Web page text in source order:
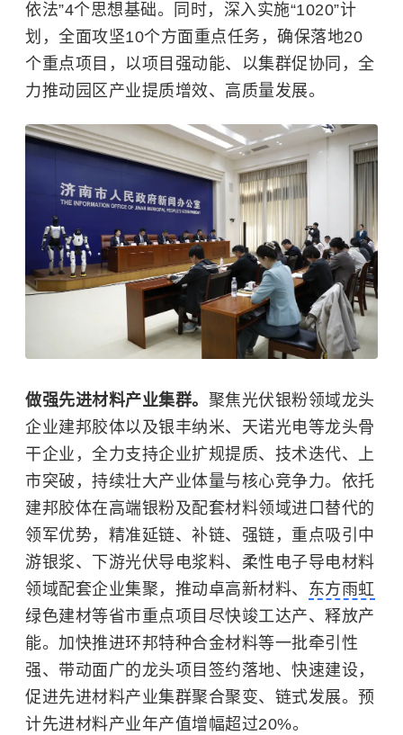
依法”4个思想基础。同时，深入实施“1020”计
划，全面攻坚10个方面重点任务，确保落地20
个重点项目，以项目强动能、以集群促协同，全
力推动园区产业提质增效、高质量发展。
做强先进材料产业集群。 聚焦光伏银粉领域龙头
企业建邦胶体以及银丰纳米、天诺光电等龙头骨
干企业，全力支持企业扩规提质、技术迭代、上
市突破，持续壮大产业体量与核心竞争力。依托
建邦胶体在高端银粉及配套材料领域进口替代的
领军优势，精准延链、补链、强链，重点吸引中
游银浆、下游光伏导电浆料、柔性电子导电材料
领域配套企业集聚，推动卓高新材料、 东方雨虹
绿色建材等省市重点项目尽快竣工达产、释放产
能。加快推进环邦特种合金材料等一批牵引性
强、带动面广的龙头项目签约落地、快速建设，
促进先进材料产业集群聚合聚变、链式发展。预
计先进材料产业年产值增幅超过20%。